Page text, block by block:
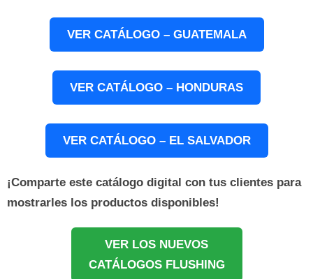
VER CATÁLOGO – GUATEMALA
VER CATÁLOGO – HONDURAS
VER CATÁLOGO – EL SALVADOR
¡Comparte este catálogo digital con tus clientes para
mostrarles los productos disponibles!
VER LOS NUEVOS
CATÁLOGOS FLUSHING